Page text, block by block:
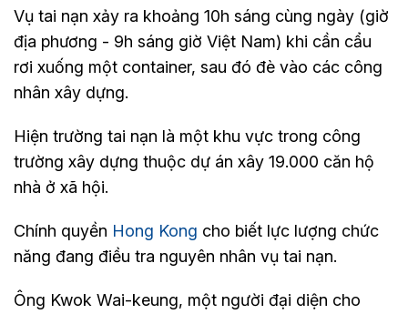
Vụ tai nạn xảy ra khoảng 10h sáng cùng ngày (giờ
địa phương - 9h sáng giờ Việt Nam) khi cần cẩu
rơi xuống một container, sau đó đè vào các công
nhân xây dựng.
Hiện trường tai nạn là một khu vực trong công
trường xây dựng thuộc dự án xây 19.000 căn hộ
nhà ở xã hội.
Chính quyền Hong Kong cho biết lực lượng chức
năng đang điều tra nguyên nhân vụ tai nạn.
Ông Kwok Wai-keung, một người đại diện cho